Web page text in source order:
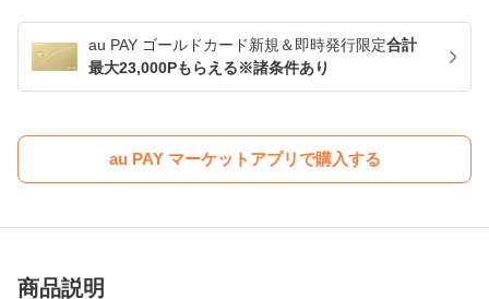
au PAY ゴールドカード新規＆即時発行限定合計
最大23,000Pもらえる※諸条件あり
au PAY マーケットアプリで購入する
商品説明